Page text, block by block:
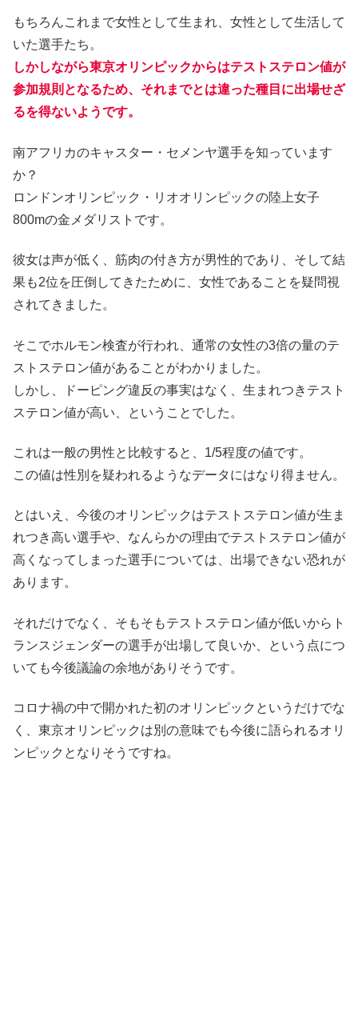
もちろんこれまで女性として生まれ、女性として生活して
いた選手たち。
しかしながら東京オリンピックからはテストステロン値が
参加規則となるため、それまでとは違った種目に出場せざ
るを得ないようです。
南アフリカのキャスター・セメンヤ選手を知っています
か？
ロンドンオリンピック・リオオリンピックの陸上女子
800mの金メダリストです。
彼女は声が低く、筋肉の付き方が男性的であり、そして結
果も2位を圧倒してきたために、女性であることを疑問視
されてきました。
そこでホルモン検査が行われ、通常の女性の3倍の量のテ
ストステロン値があることがわかりました。
しかし、ドーピング違反の事実はなく、生まれつきテスト
ステロン値が高い、ということでした。
これは一般の男性と比較すると、1/5程度の値です。
この値は性別を疑われるようなデータにはなり得ません。
とはいえ、今後のオリンピックはテストステロン値が生ま
れつき高い選手や、なんらかの理由でテストステロン値が
高くなってしまった選手については、出場できない恐れが
あります。
それだけでなく、そもそもテストステロン値が低いからト
ランスジェンダーの選手が出場して良いか、という点につ
いても今後議論の余地がありそうです。
コロナ禍の中で開かれた初のオリンピックというだけでな
く、東京オリンピックは別の意味でも今後に語られるオリ
ンピックとなりそうですね。